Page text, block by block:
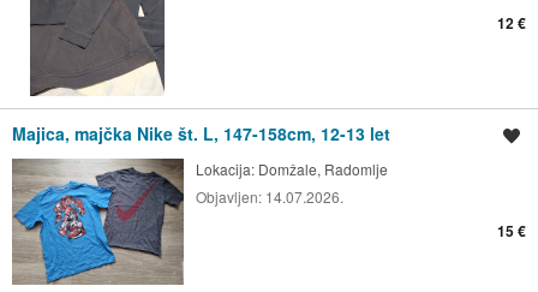
12 €
Majica, majčka Nike št. L, 147-158cm, 12-13 let
Lokacija: Domžale, Radomlje
Objavljen: 14.07.2026.
15 €